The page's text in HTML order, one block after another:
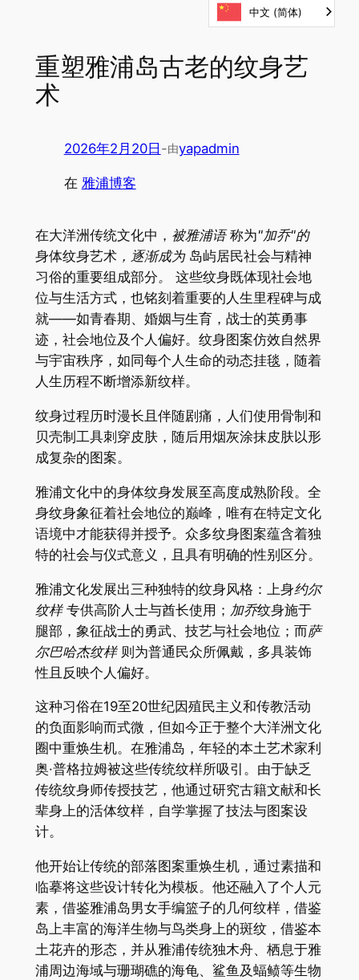
content重塑雅浦岛古老的纹身艺
术
2026年2月20日 -由yapadmin
在 雅浦博客
在大洋洲传统文化中， 被雅浦语称为"加乔"的
身体纹身艺术，逐渐成为 岛屿居民社会与精神
习俗的重要组成部分。 这些纹身既体现社会地
位与生活方式，也铭刻着重要的人生里程碑与成
就——如青春期、婚姻与生育，战士的英勇事
迹，社会地位及个人偏好。纹身图案仿效自然界
与宇宙秩序，如同每个人生命的动态挂毯，随着
人生历程不断增添新纹样。
纹身过程历时漫长且伴随剧痛，人们使用骨制和
贝壳制工具刺穿皮肤，随后用烟灰涂抹皮肤以形
成复杂的图案。
雅浦文化中的身体纹身发展至高度成熟阶段。全
身纹身象征着社会地位的巅峰，唯有在特定文化
语境中才能获得并授予。众多纹身图案蕴含着独
特的社会与仪式意义，且具有明确的性别区分。
雅浦文化发展出三种独特的纹身风格：上身约尔
纹样 专供高阶人士与酋长使用； 加乔纹身施于
腿部，象征战士的勇武、技艺与社会地位；而萨
尔巴哈杰纹样 则为普通民众所佩戴，多具装饰
性且反映个人偏好。
这种习俗在19至20世纪因殖民主义和传教活动
的负面影响而式微，但如今正于整个大洋洲文化
圈中重焕生机。在雅浦岛，年轻的本土艺术家利
奥·普格拉姆被这些传统纹样所吸引。由于缺乏
传统纹身师传授技艺，他通过研究古籍文献和长
辈身上的活体纹样，自学掌握了技法与图案设
计。
他开始让传统的部落图案重焕生机，通过素描和
临摹将这些设计转化为模板。他还融入了个人元
素，借鉴雅浦岛男女手编篮子的几何纹样，借鉴
岛上丰富的海洋生物与鸟类身上的斑纹，借鉴本
土花卉的形态，并从雅浦传统独木舟、栖息于雅
浦周边海域与珊瑚礁的海龟、鲨鱼及蝠鲼等生物
中文 (简体)